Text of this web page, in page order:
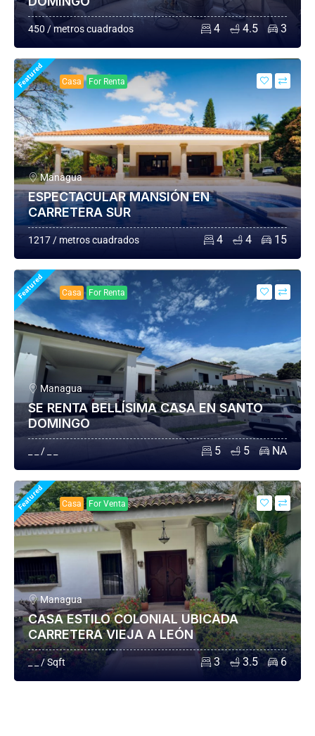
450 / metros cuadrados 4 4.5 3
Featured Casa For Renta
Managua
ESPECTACULAR MANSIÓN EN
CARRETERA SUR
1217 / metros cuadrados 4 4 15
Featured Casa For Renta
Managua
SE RENTA BELLÍSIMA CASA EN SANTO
DOMINGO
_ _ / _ _ 5 5 NA
Featured Casa For Venta
Managua
CASA ESTILO COLONIAL UBICADA
CARRETERA VIEJA A LEÓN
_ _ / Sqft 3 3.5 6